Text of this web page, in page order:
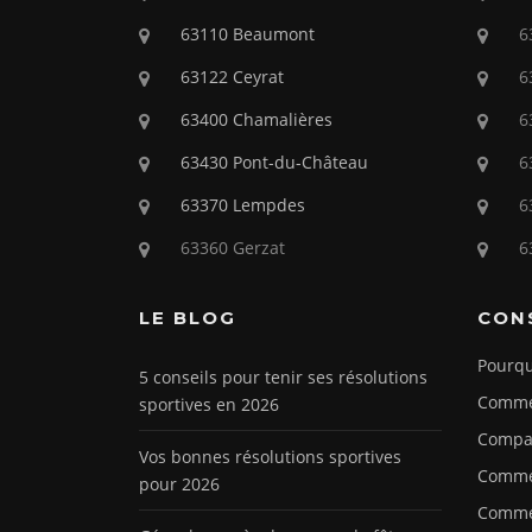
63110 Beaumont
63122 Ceyrat
63400 Chamalières
63430 Pont-du-Château
63370 Lempdes
63360 Gerzat
LE BLOG
5 conseils pour tenir ses résolutions
sportives en 2026
Vos bonnes résolutions sportives
pour 2026